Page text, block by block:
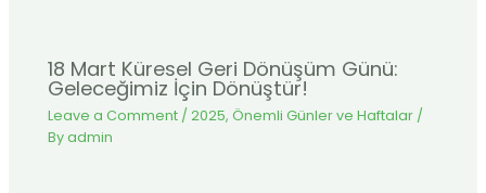
18 Mart Küresel Geri Dönüşüm Günü:
Geleceğimiz İçin Dönüştür!
Leave a Comment /2025,Önemli Günler ve Haftalar /
Byadmin